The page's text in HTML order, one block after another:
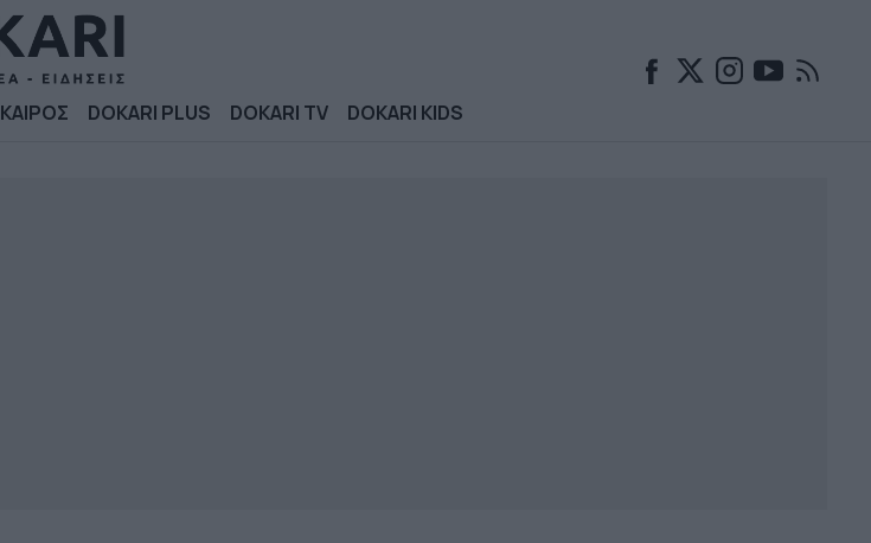
ΚΑΙΡΟΣ DOKARI PLUS DOKARI TV DOKARI KIDS